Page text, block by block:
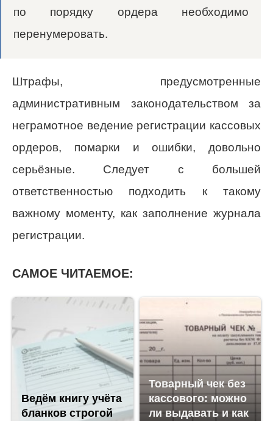
по порядку ордера необходимо
перенумеровать.
Штрафы, предусмотренные
административным законодательством за
неграмотное ведение регистрации кассовых
ордеров, помарки и ошибки, довольно
серьёзные. Следует с большей
ответственностью подходить к такому
важному моменту, как заполнение журнала
регистрации.
САМОЕ ЧИТАЕМОЕ:
Ведём книгу учёта
бланков строгой
Товарный чек без
кассового: можно
ли выдавать и как